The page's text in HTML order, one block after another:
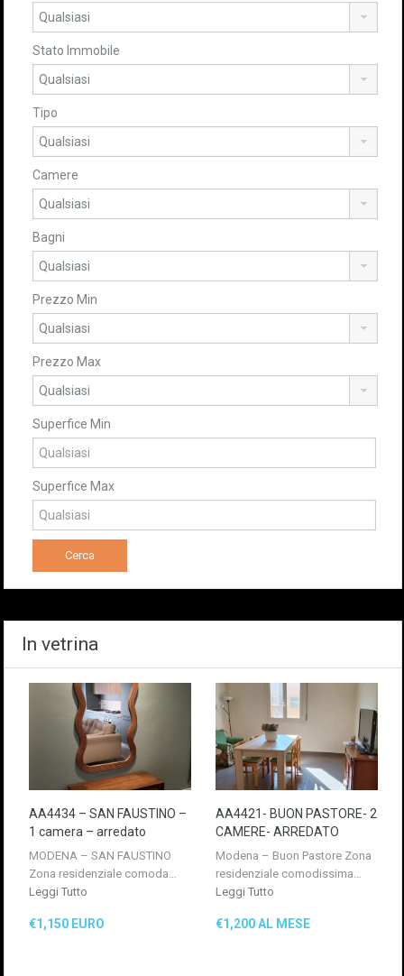
Stato Immobile
Tipo
Camere
Bagni
Prezzo Min
Prezzo Max
Superfice Min
Superfice Max
In vetrina
AA4434 – SAN FAUSTINO –
1 camera – arredato
MODENA – SAN FAUSTINO
Zona residenziale comoda…
Leggi Tutto
€1,150 EURO
AA4421- BUON PASTORE- 2
CAMERE- ARREDATO
Modena – Buon Pastore Zona
residenziale comodissima…
Leggi Tutto
€1,200 AL MESE